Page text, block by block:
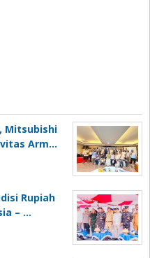
Mitsubishi
Arm…
Rupiah
– …